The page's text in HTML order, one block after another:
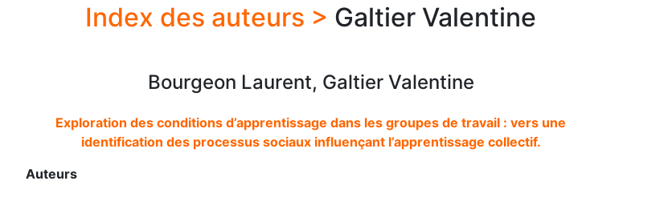
Index des auteurs > Galtier Valentine
Bourgeon Laurent, Galtier Valentine
Exploration des conditions d’apprentissage dans les groupes de travail : vers une
identification des processus sociaux influençant l’apprentissage collectif.
Auteurs